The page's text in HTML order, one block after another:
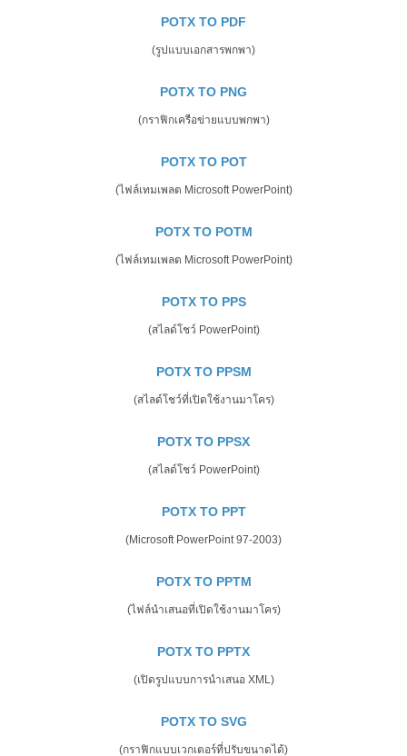
POTX TO PDF
(รูปแบบเอกสารพกพา)
POTX TO PNG
(กราฟิกเครือข่ายแบบพกพา)
POTX TO POT
(ไฟล์เทมเพลต Microsoft PowerPoint)
POTX TO POTM
(ไฟล์เทมเพลต Microsoft PowerPoint)
POTX TO PPS
(สไลด์โชว์ PowerPoint)
POTX TO PPSM
(สไลด์โชว์ที่เปิดใช้งานมาโคร)
POTX TO PPSX
(สไลด์โชว์ PowerPoint)
POTX TO PPT
(Microsoft PowerPoint 97-2003)
POTX TO PPTM
(ไฟล์นำเสนอที่เปิดใช้งานมาโคร)
POTX TO PPTX
(เปิดรูปแบบการนำเสนอ XML)
POTX TO SVG
(กราฟิกแบบเวกเตอร์ที่ปรับขนาดได้)